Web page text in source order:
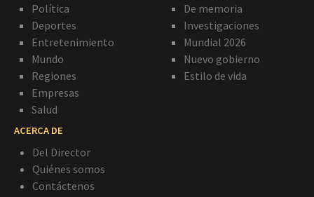
Política
Deportes
Entretenimiento
Mundo
Regiones
Empresas
Salud
De memoria
Investigaciones
Mundial 2026
Nuevo gobierno
Estilo de vida
ACERCA DE
Del Director
Quiénes somos
Contáctenos